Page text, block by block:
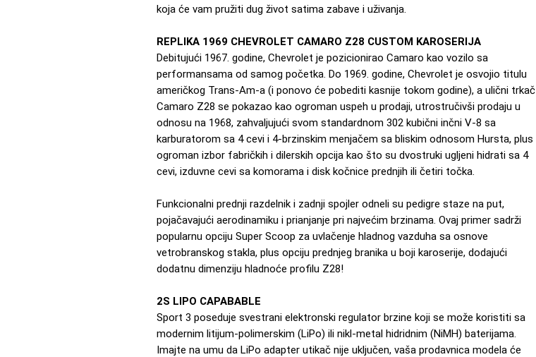
koja će vam pružiti dug život satima zabave i uživanja.
REPLIKA 1969 CHEVROLET CAMARO Z28 CUSTOM KAROSERIJA
Debitujući 1967. godine, Chevrolet je pozicionirao Camaro kao vozilo sa
performansama od samog početka. Do 1969. godine, Chevrolet je osvojio titulu
američkog Trans-Am-a (i ponovo će pobediti kasnije tokom godine), a ulični trkač
Camaro Z28 se pokazao kao ogroman uspeh u prodaji, utrostručivši prodaju u
odnosu na 1968, zahvaljujući svom standardnom 302 kubični inčni V-8 sa
karburatorom sa 4 cevi i 4-brzinskim menjačem sa bliskim odnosom Hursta, plus
ogroman izbor fabričkih i dilerskih opcija kao što su dvostruki ugljeni hidrati sa 4
cevi, izduvne cevi sa komorama i disk kočnice prednjih ili četiri točka.
Funkcionalni prednji razdelnik i zadnji spojler odneli su pedigre staze na put,
pojačavajući aerodinamiku i prianjanje pri najvećim brzinama. Ovaj primer sadrži
popularnu opciju Super Scoop za uvlačenje hladnog vazduha sa osnove
vetrobranskog stakla, plus opciju prednjeg branika u boji karoserije, dodajući
dodatnu dimenziju hladnoće profilu Z28!
2S LIPO CAPABABLE
Sport 3 poseduje svestrani elektronski regulator brzine koji se može koristiti sa
modernim litijum-polimerskim (LiPo) ili nikl-metal hidridnim (NiMH) baterijama.
Imajte na umu da LiPo adapter utikač nije uključen, vaša prodavnica modela će